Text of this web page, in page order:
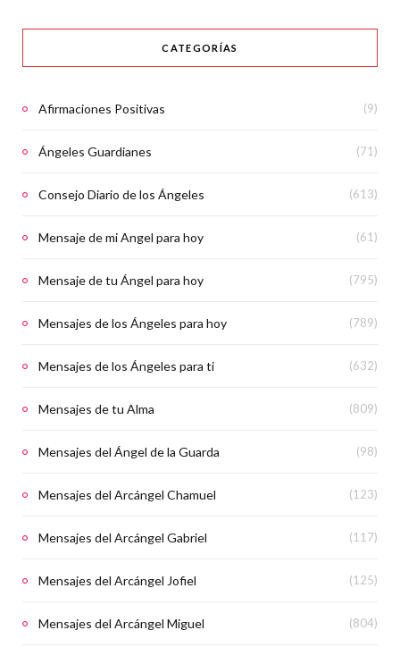
CATEGORÍAS
Afirmaciones Positivas (9)
Ángeles Guardianes (71)
Consejo Diario de los Ángeles (613)
Mensaje de mi Angel para hoy (61)
Mensaje de tu Ángel para hoy (795)
Mensajes de los Ángeles para hoy (789)
Mensajes de los Ángeles para ti (632)
Mensajes de tu Alma (809)
Mensajes del Ángel de la Guarda (98)
Mensajes del Arcángel Chamuel (123)
Mensajes del Arcángel Gabriel (117)
Mensajes del Arcángel Jofiel (125)
Mensajes del Arcángel Miguel (804)